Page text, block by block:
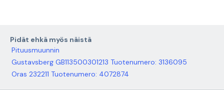
Pidät ehkä myös näistä
Pituusmuunnin
Gustavsberg GB113500301213 Tuotenumero: 3136095
Oras 232211 Tuotenumero: 4072874